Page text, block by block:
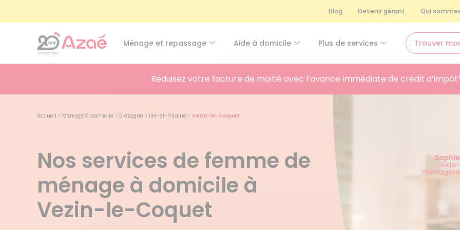
Blog Devenir gérant Qui
Ménage et repassage Aide à domicile Plus de services Trouver
Réduisez votre facture de moitié avec l’avance immédiate de crédit
Accueil > Ménage à domicile > Bretagne > Ille-et-Vilaine > Vezin-le-Coquet
Nos services de femme de
ménage à domicile à
Vezin-le-Coquet